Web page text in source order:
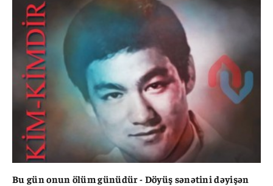
Bu gün onun ölüm günüdür - Döyüş sənətini dəyişən